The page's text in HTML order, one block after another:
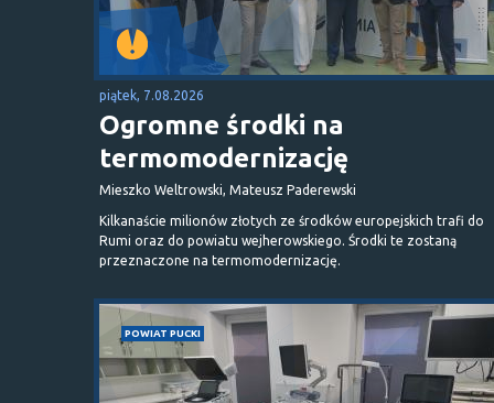
piątek, 7.08.2026
Ogromne środki na
termomodernizację
Mieszko Weltrowski, Mateusz Paderewski
Kilkanaście milionów złotych ze środków europejskich trafi do
Rumi oraz do powiatu wejherowskiego. Środki te zostaną
przeznaczone na termomodernizację.
POWIAT PUCKI